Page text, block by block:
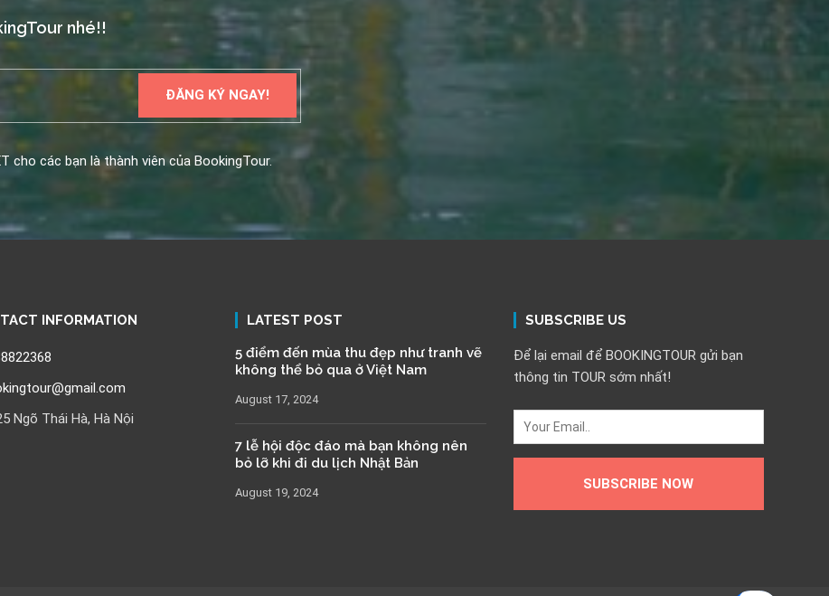
nhé!!
cho các bạn là thành viên của BookingTour.
INFORMATION
Ngõ Thái Hà, Hà Nội
LATEST POST
5 điểm đến mùa thu đẹp như tranh vẽ
không thể bỏ qua ở Việt Nam
August 17, 2024
7 lễ hội độc đáo mà bạn không nên
bỏ lỡ khi đi du lịch Nhật Bản
August 19, 2024
SUBSCRIBE US
Để lại email để BOOKINGTOUR gửi bạn
thông tin TOUR sớm nhất!